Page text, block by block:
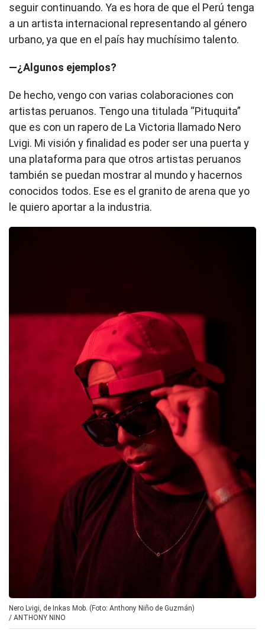
seguir continuando. Ya es hora de que el Perú tenga
a un artista internacional representando al género
urbano, ya que en el país hay muchísimo talento.
—¿Algunos ejemplos?
De hecho, vengo con varias colaboraciones con
artistas peruanos. Tengo una titulada “Pituquita”
que es con un rapero de La Victoria llamado Nero
Lvigi. Mi visión y finalidad es poder ser una puerta y
una plataforma para que otros artistas peruanos
también se puedan mostrar al mundo y hacernos
conocidos todos. Ese es el granito de arena que yo
le quiero aportar a la industria.
Nero Lvigi, de Inkas Mob. (Foto: Anthony Niño de Guzmán)
/ ANTHONY NINO